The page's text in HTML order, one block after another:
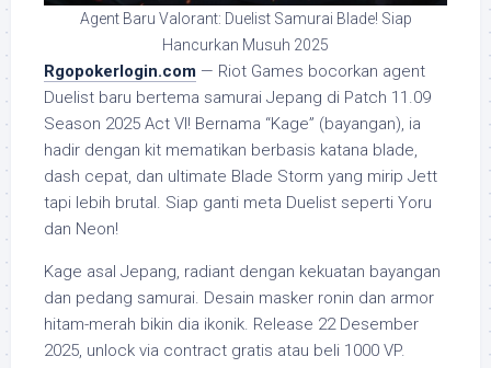
Agent Baru Valorant: Duelist Samurai Blade! Siap
Hancurkan Musuh 2025
Rgopokerlogin.com — Riot Games bocorkan agent
Duelist baru bertema samurai Jepang di Patch 11.09
Season 2025 Act VI! Bernama “Kage” (bayangan), ia
hadir dengan kit mematikan berbasis katana blade,
dash cepat, dan ultimate Blade Storm yang mirip Jett
tapi lebih brutal. Siap ganti meta Duelist seperti Yoru
dan Neon!
Kage asal Jepang, radiant dengan kekuatan bayangan
dan pedang samurai. Desain masker ronin dan armor
hitam-merah bikin dia ikonik. Release 22 Desember
2025, unlock via contract gratis atau beli 1000 VP.